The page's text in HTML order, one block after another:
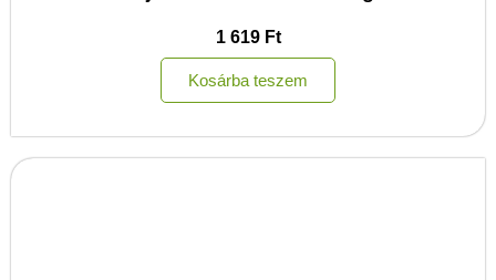
1 619 Ft
Kosárba teszem